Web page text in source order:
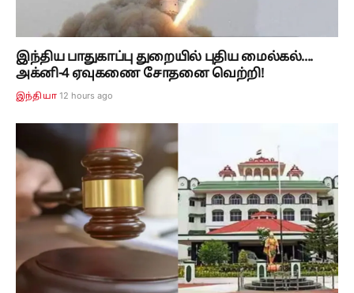
இந்திய பாதுகாப்பு துறையில் புதிய மைல்கல்....
அக்னி-4 ஏவுகணை சோதனை வெற்றி!
இந்தியா 12 hours ago